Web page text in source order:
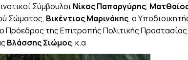
ΣύμβουλοιΝίκος Παπαργύρης,
Σώματος, Βικέντιος Μαρινάκης, ο
Πρόεδρος της Επιτροπής Πολιτικής
Βλάσσης Σιώμος. κ.α